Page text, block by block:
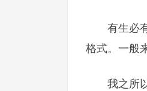
有生必
格式。一般
我之所